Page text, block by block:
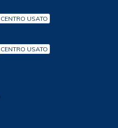
CENTRO USATO
CENTRO USATO